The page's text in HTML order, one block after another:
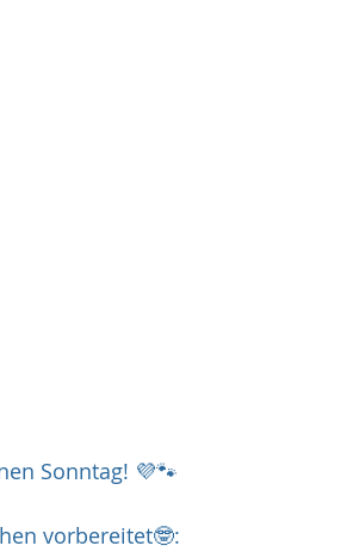
Sonntag! 💜🐾
vorbereitet🤓: